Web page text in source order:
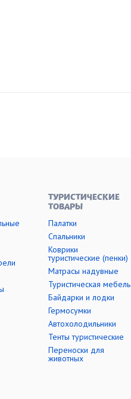
ТУРИСТИЧЕСКИЕ
ТОВАРЫ
Палатки
Cпальники
Коврики
туристические (пенки)
Матрасы надувные
Туристическая мебель
Байдарки и лодки
Гермосумки
Автохолодильники
Тенты туристические
Переноски для
животных